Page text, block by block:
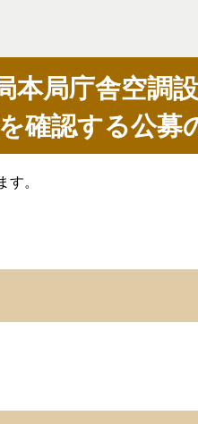
本局庁舎空調
確認する公募
す。